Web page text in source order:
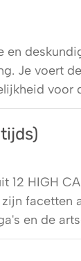
en
Je voert
voor
12 HIGH
facetten
en de